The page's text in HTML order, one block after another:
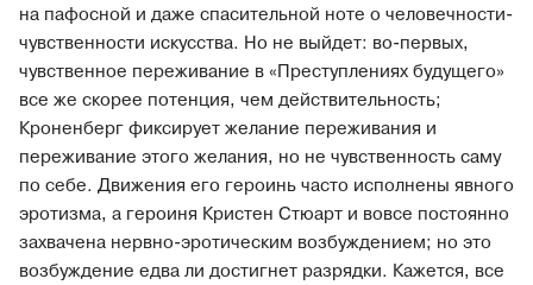
на пафосной и даже спасительной ноте о человечности-
чувственности искусства. Но не выйдет: во-первых,
чувственное переживание в «Преступлениях будущего»
все же скорее потенция, чем действительность;
Кроненберг фиксирует желание переживания и
переживание этого желания, но не чувственность саму
по себе. Движения его героинь часто исполнены явного
эротизма, а героиня Кристен Стюарт и вовсе постоянно
захвачена нервно-эротическим возбуждением; но это
возбуждение едва ли достигнет разрядки. Кажется, все